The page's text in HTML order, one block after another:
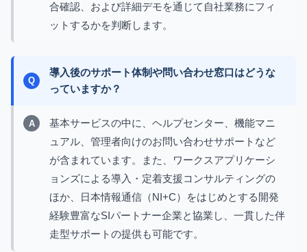
合確認、および詳細デモを通じて自社業務にフィ
ットするかを判断します。
導入後のサポート体制や問い合わせ窓口はどうな
っていますか？
基本サービスの中に、ヘルプセンター、機能マニ
ュアル、管理者向けのお問い合わせサポートなど
が含まれています。また、ワークスアプリケーシ
ョンズによる導入・定着支援コンサルティングの
ほか、日本情報通信（NI+C）をはじめとする開発
経験豊富なSIパートナー企業と協業し、一貫した伴
走型サポートの提供も可能です。